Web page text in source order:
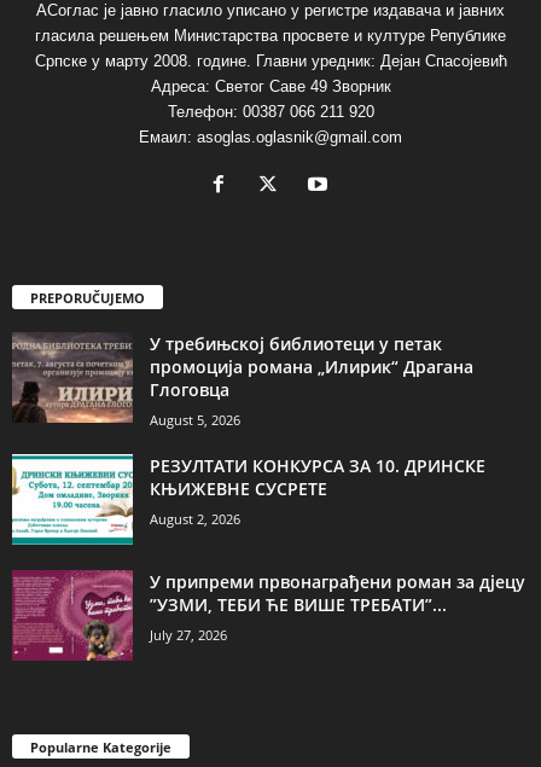
АСоглас је јавно гласило уписано у регистре издавача и јавних
гласила решењем Министарства просвете и културе Републике
Српске у марту 2008. године. Главни уредник: Дејан Спасојевић
Адреса: Светог Саве 49 Зворник
Телефон: 00387 066 211 920
Емаил: asoglas.oglasnik@gmail.com
PREPORUČUJEMO
У требињској библиотеци у петак
промоција романа „Илирик“ Драгана
Глоговца
August 5, 2026
РЕЗУЛТАТИ КОНКУРСА ЗА 10. ДРИНСКЕ
КЊИЖЕВНЕ СУСРЕТЕ
August 2, 2026
У припреми првонаграђени роман за дјецу
”УЗМИ, ТЕБИ ЋЕ ВИШЕ ТРЕБАТИ”...
July 27, 2026
Popularne Kategorije